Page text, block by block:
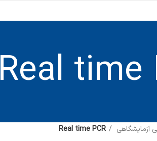
Real time
Real time PCR